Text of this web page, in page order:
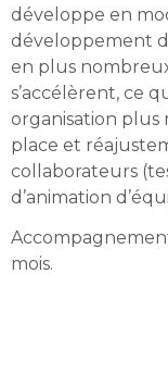
développe en
développement
en plus
s’accélèrent, ce
organisation
place et
collaborateurs
d’animation
mois.